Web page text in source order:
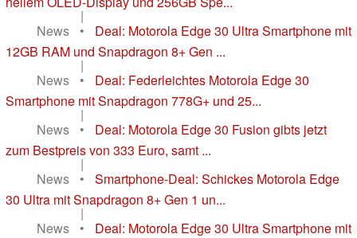
|
News
•
Deal: Motorola Edge 30 Ultra Smartphone mit
12GB RAM und Snapdragon 8+ Gen ...
|
News
•
Deal: Federleichtes Motorola Edge 30
Smartphone mit Snapdragon 778G+ und 25...
|
News
•
Deal: Motorola Edge 30 Fusion gibts jetzt
zum Bestpreis von 333 Euro, samt ...
|
News
•
Smartphone-Deal: Schickes Motorola Edge
30 Ultra mit Snapdragon 8+ Gen 1 un...
|
News
•
Deal: Motorola Edge 30 Ultra Smartphone mit